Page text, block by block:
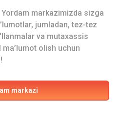
markazimizda sizga
jumladan, tez-tez
va mutaxassis
olish uchun
markazi